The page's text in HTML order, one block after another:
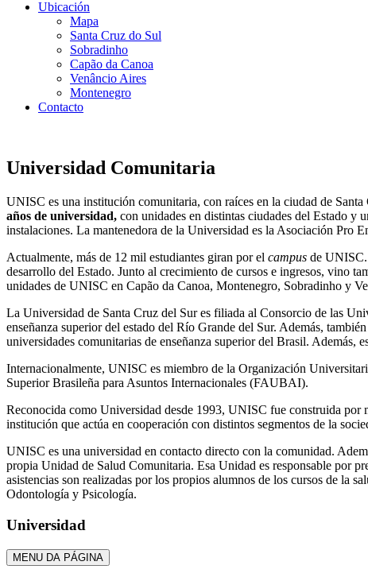
Ubicación
Mapa
Santa Cruz do Sul
Sobradinho
Capão da Canoa
Venâncio Aires
Montenegro
Contacto
Universidad Comunitaria
UNISC es una institución comunitaria, con raíces en la ciudad de Santa
años de universidad, con unidades en distintas ciudades del Estado y
instalaciones. La mantenedora de la Universidad es la Asociación Pro
Actualmente, más de 12 mil estudiantes giran por el campus de UNISC.
desarrollo del Estado. Junto al crecimiento de cursos e ingresos, vino
unidades de UNISC en Capão da Canoa, Montenegro, Sobradinho y
La Universidad de Santa Cruz del Sur es filiada al Consorcio de las
enseñanza superior del estado del Río Grande del Sur. Además,
universidades comunitarias de enseñanza superior del Brasil.
Internacionalmente, UNISC es miembro de la Organización
Superior Brasileña para Asuntos Internacionales (FAUBAI).
Reconocida como Universidad desde 1993, UNISC fue construida por
institución que actúa en cooperación con distintos segmentos de la
UNISC es una universidad en contacto directo con la comunidad.
propia Unidad de Salud Comunitaria. Esa Unidad es responsable por
asistencias son realizadas por los propios alumnos de los cursos de la
Odontología y Psicología.
Universidad
MENU DA PÁGINA